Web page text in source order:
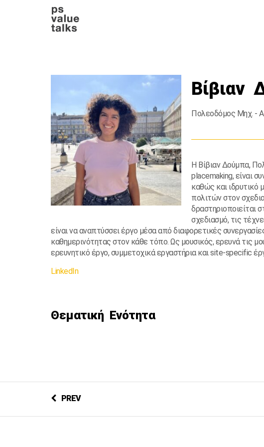
Βίβιαν
Πολεοδόμος Μηχ. -
Η Βίβιαν Δούμπα,
placemaking, είναι
καθώς και ιδρυτικό
πολιτών στον
δραστηριοποιείται
σχεδιασμό, τις
είναι να αναπτύσσει έργο μέσα από διαφορετικές
καθημερινότητας στον κάθε τόπο. Ως μουσικός, ερευνά τις
ερευνητικό έργο, συμμετοχικά εργαστήρια και site-specific
LinkedIn
Θεματική Ενότητα
PREV